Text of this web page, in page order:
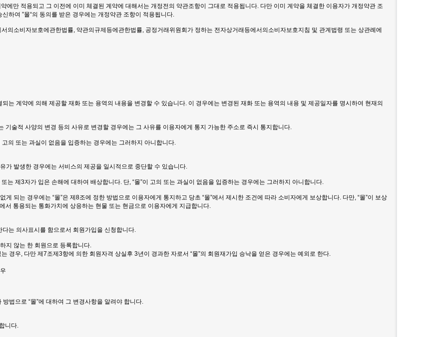
에만 적용되고 그 이전에 이미 체결된 계약에 대해서는 개정전의 약관조항이 그대로 적용됩니다. 다만 이미 계약을 체결한 이용자가 개정약관 조
하여 ”몰“의 동의를 받은 경우에는 개정약관 조항이 적용됩니다.
소비자보호에관한법률, 약관의규제등에관한법률, 공정거래위원회가 정하는 전자상거래등에서의소비자보호지침 및 관계법령 또는 상관례에
는 계약에 의해 제공할 재화 또는 용역의 내용을 변경할 수 있습니다. 이 경우에는 변경된 재화 또는 용역의 내용 및 제공일자를 명시하여 현재의
술적 사양의 변경 등의 사유로 변경할 경우에는 그 사유를 이용자에게 통지 가능한 주소로 즉시 통지합니다.
의 또는 과실이 없음을 입증하는 경우에는 그러하지 아니합니다.
가 발생한 경우에는 서비스의 제공을 일시적으로 중단할 수 있습니다.
제3자가 입은 손해에 대하여 배상합니다. 단, “몰”이 고의 또는 과실이 없음을 입증하는 경우에는 그러하지 아니합니다.
되는 경우에는 “몰”은 제8조에 정한 방법으로 이용자에게 통지하고 당초 “몰”에서 제시한 조건에 따라 소비자에게 보상합니다. 다만, “몰”이 보상
서 통용되는 통화가치에 상응하는 현물 또는 현금으로 이용자에게 지급합니다.
는 의사표시를 함으로서 회원가입을 신청합니다.
지 않는 한 회원으로 등록합니다.
경우, 다만 제7조제3항에 의한 회원자격 상실후 3년이 경과한 자로서 “몰”의 회원재가입 승낙을 얻은 경우에는 예외로 한다.
법으로 “몰”에 대하여 그 변경사항을 알려야 합니다.
니다.